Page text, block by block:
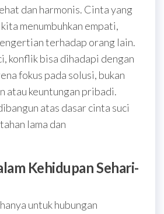
dan harmonis. Cinta yang
menumbuhkan empati,
terhadap orang lain.
konflik bisa dihadapi dengan
fokus pada solusi, bukan
atau keuntungan pribadi.
atas dasar cinta suci
lama dan
Kehidupan Sehari-
untuk hubungan